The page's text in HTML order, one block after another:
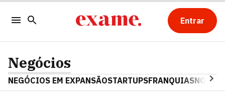
Entrar
Negócios
NEGÓCIOS EM EXPANSÃOSTARTUPSFRANQUIAS